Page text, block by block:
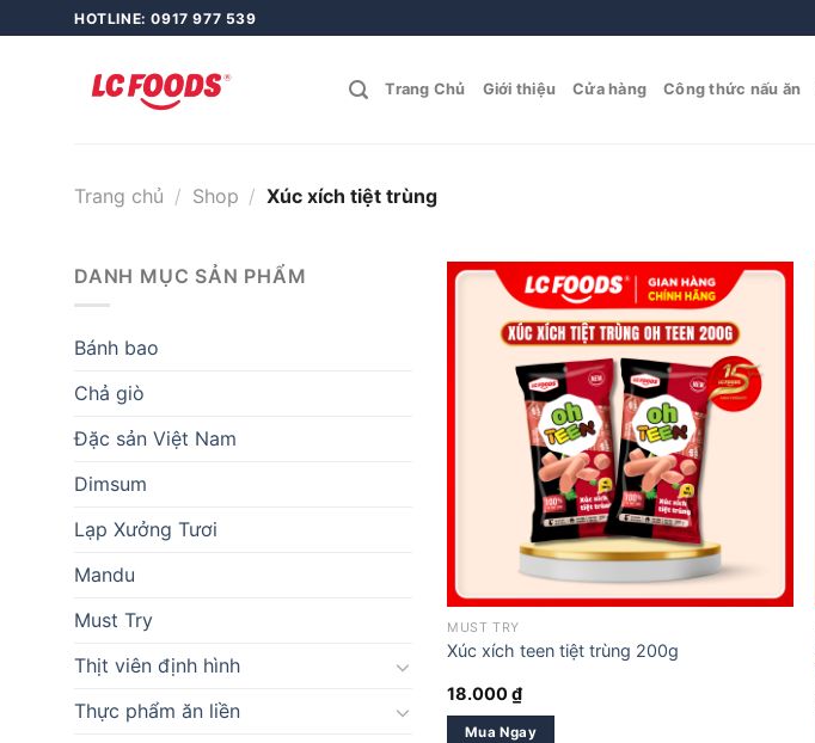
to
HOTLINE: 0917 977 539
Trang Chủ Giới thiệu Cửa hàng Công thức nấu ăn
Trang chủ / Shop / Xúc xích tiệt trùng
DANH MỤC SẢN PHẨM
Bánh bao
Chả giò
Đặc sản Việt Nam
Dimsum
Lạp Xưởng Tươi
Mandu
Must Try
Thịt viên định hình
Thực phẩm ăn liền
MUST TRY
Xúc xích teen tiệt trùng 200g
18.000₫
Mua Ngay